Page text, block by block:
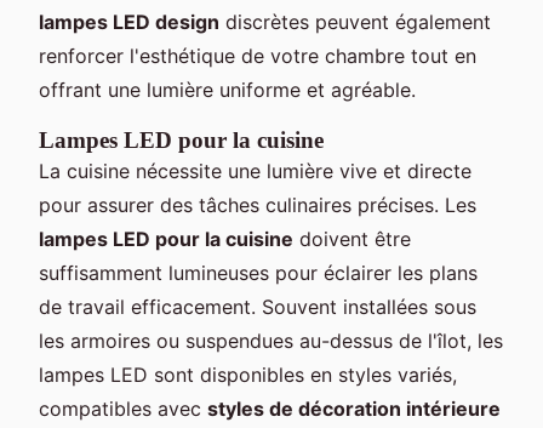
lampes LED design discrètes peuvent également
renforcer l'esthétique de votre chambre tout en
offrant une lumière uniforme et agréable.
Lampes LED pour la cuisine
La cuisine nécessite une lumière vive et directe
pour assurer des tâches culinaires précises. Les
lampes LED pour la cuisine doivent être
suffisamment lumineuses pour éclairer les plans
de travail efficacement. Souvent installées sous
les armoires ou suspendues au-dessus de l'îlot, les
lampes LED sont disponibles en styles variés,
compatibles avec styles de décoration intérieure